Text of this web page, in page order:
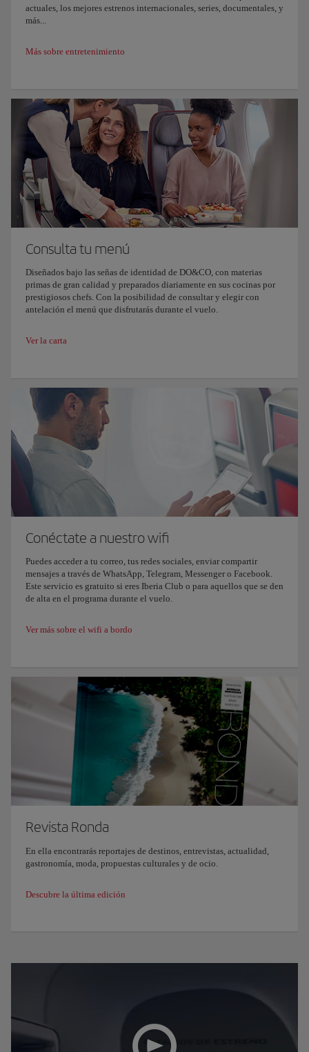
actuales, los mejores estrenos internacionales, series, documentales, y
más...
Más sobre entretenimiento
Consulta tu menú
Diseñados bajo las señas de identidad de DO&CO, con materias
primas de gran calidad y preparados diariamente en sus cocinas por
prestigiosos chefs. Con la posibilidad de consultar y elegir con
antelación el menú que disfrutarás durante el vuelo.
Ver la carta
Conéctate a nuestro wifi
Puedes acceder a tu correo, tus redes sociales, enviar compartir
mensajes a través de WhatsApp, Telegram, Messenger o Facebook.
Este servicio es gratuito si eres Iberia Club o para aquellos que se den
de alta en el programa durante el vuelo.
Ver más sobre el wifi a bordo
Revista Ronda
En ella encontrarás reportajes de destinos, entrevistas, actualidad,
gastronomía, moda, propuestas culturales y de ocio.
Descubre la última edición